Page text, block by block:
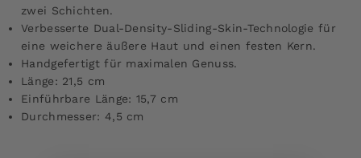
zwei Schichten.
Verbesserte Dual-Density-Sliding-Skin-Technologie für
eine weichere äußere Haut und einen festen Kern.
Handgefertigt für maximalen Genuss.
Länge: 21,5 cm
Einführbare Länge: 15,7 cm
Durchmesser: 4,5 cm